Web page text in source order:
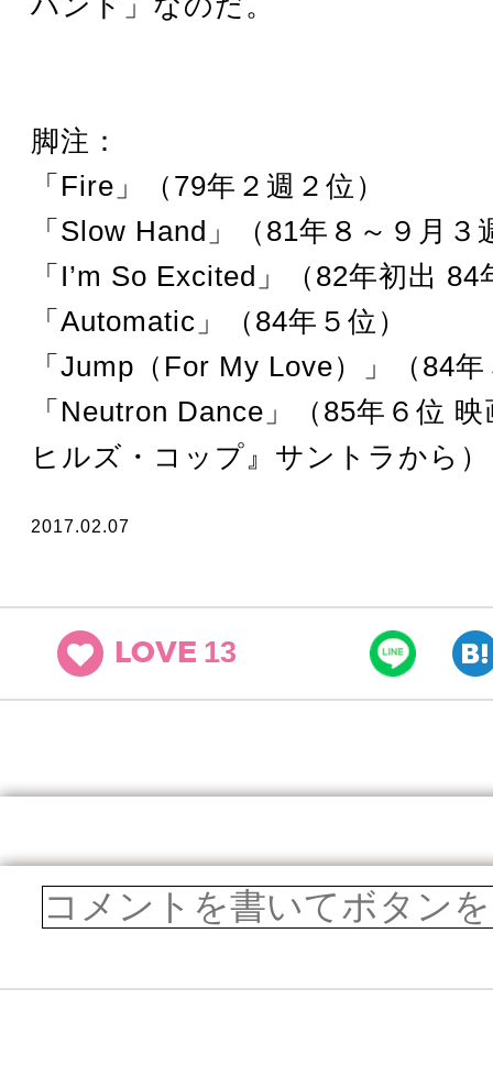
脚注：
「Fire」（79年２週２位）
「Slow Hand」（81年８～９月３
「I’m So Excited」（82年初出 84
「Automatic」（84年５位）
「Jump（For My Love）」（84
「Neutron Dance」（85年６位
ヒルズ・コップ』サントラから）
2017.02.07
LOVE 13